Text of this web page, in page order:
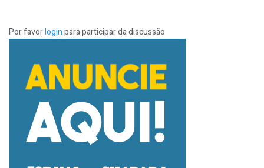
Por favorloginpara participar da discussão